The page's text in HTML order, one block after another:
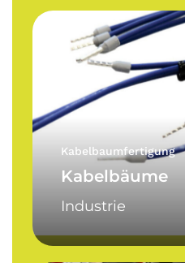
Kabelbäume
Kabelbaumfertigung
Kabelbäume
Industrie